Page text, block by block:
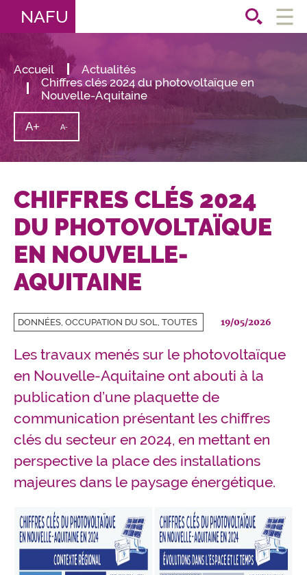
NAFU
Accueil
Actualités
Chiffres clés 2024 du photovoltaïque en
Nouvelle-Aquitaine
A+ Augmenter
la
taille
du
A- Diminuer
taille
texte
CHIFFRES CLÉS 2024
DU PHOTOVOLTAÏQUE
EN NOUVELLE-
AQUITAINE
DONNÉES, OCCUPATION DU SOL, TOUTES 19/05/2026
Les travaux menés sur le photovoltaïque
en Nouvelle-Aquitaine ont abouti à la
publication d’une plaquette de
communication présentant les chiffres
clés du secteur en 2024, en mettant en
perspective la place des installations
majeures dans le paysage énergétique.